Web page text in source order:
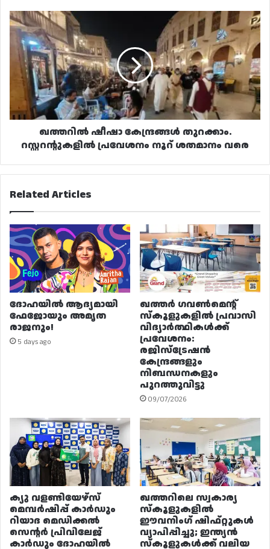
ഖത്തറിൽ
ഷീഷാ
കേന്ദ്രങ്ങൾ
തുറക്കാം.
റസ്റ്ററന്റുകളിൽ
പ്രവേശനം
ശതമാനം
വരെ
ഖത്തറിൽ ഷീഷാ കേന്ദ്രങ്ങൾ തുറക്കാം.
റസ്റ്ററന്റുകളിൽ പ്രവേശനം നൂറ് ശതമാനം വരെ
Related Articles
ദോഹയിൽ ആദ്യമായി
ഫേജോയും അമൃത
രാജനും!
5 days ago
ഖത്തർ ഗവൺമെന്റ്
സ്കൂളുകളിൽ പ്രവാസി
വിദ്യാർത്ഥികൾക്ക്
പ്രവേശനം:
രജിസ്ട്രേഷൻ
കേന്ദ്രങ്ങളും
നിബന്ധനകളും
പുറത്തുവിട്ടു
09/07/2026
ക്യു വളണ്ടിയേഴ്‌സ്
മെമ്പർഷിപ്പ് കാർഡും
റിയാദ മെഡിക്കൽ
സെന്റർ പ്രിവിലേജ്
കാർഡും ദോഹയിൽ
ഖത്തറിലെ സ്വകാര്യ
സ്കൂളുകളിൽ
ഈവനിംഗ് ഷിഫ്റ്റുകൾ
വ്യാപിപ്പിച്ചു; ഇന്ത്യൻ
സ്കൂളുകൾക്ക് വലിയ